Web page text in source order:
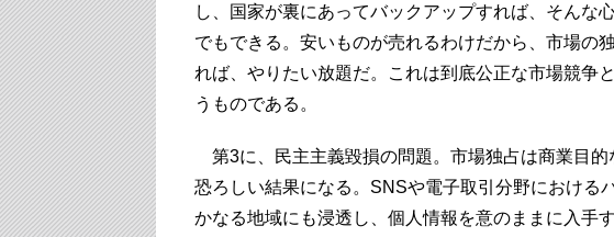
し、国家が裏にあってバックアップすれば、そんな
でもできる。安いものが売れるわけだから、市場の
れば、やりたい放題だ。これは到底公正な市場競争
うものである。
第3に、民主主義毀損の問題。市場独占は商業目的
恐ろしい結果になる。SNSや電子取引分野における
かなる地域にも浸透し、個人情報を意のままに入手